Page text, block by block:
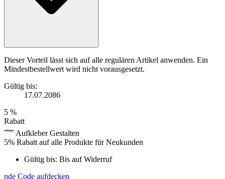
Dieser Vorteil lässt sich auf alle regulären Artikel anwenden. Ein
Mindestbestellwert wird nicht vorausgesetzt.
Gültig bis:
17.07.2086
5 %
Rabatt
Aufkleber Gestalten
5% Rabatt auf alle Produkte für Neukunden
Gültig bis: Bis auf Widerruf
nde Code aufdecken